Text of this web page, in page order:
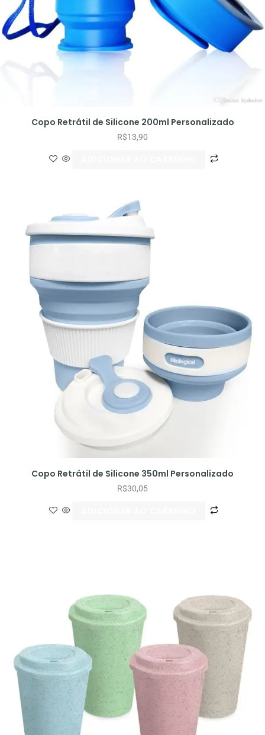
Copo Retrátil de Silicone 200ml Personalizado
R$13,90
Copo Retrátil de Silicone 350ml Personalizado
R$30,05